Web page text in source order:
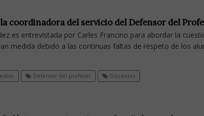
coordinadora del servicio del Defensor del
es entrevistada por Carles Francino para abordar la
medida debido a las continuas faltas de respeto de los
Defensor del profesor Docentes